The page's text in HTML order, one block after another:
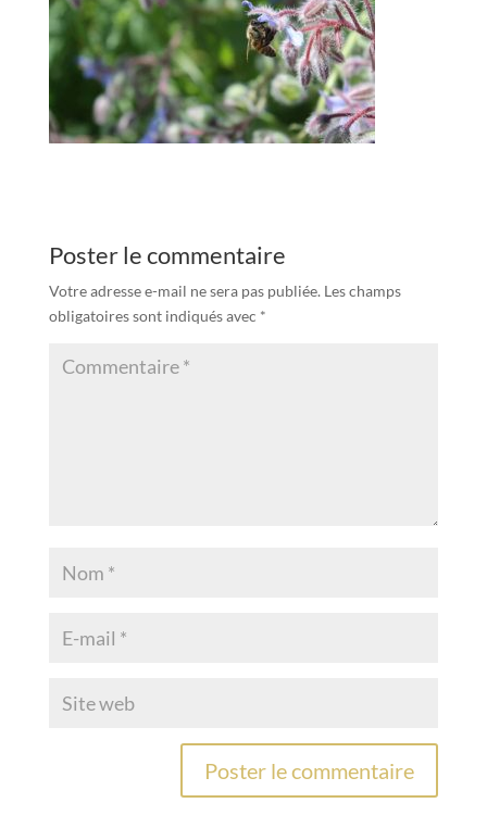
Poster le commentaire
Votre adresse e-mail ne sera pas publiée. Les champs
obligatoires sont indiqués avec *